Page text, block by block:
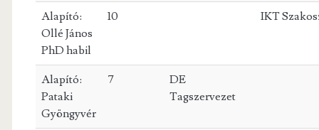
Alapító:
Ollé János
PhD habil
10 IKT
Alapító:
Pataki
Gyöngyvér
7
DE
Tagszervezet